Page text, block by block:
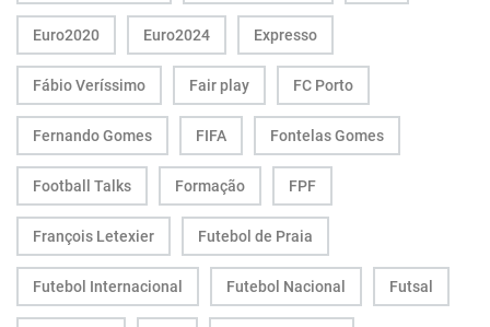
Euro2020 Euro2024 Expresso
Fábio Veríssimo Fair play FC Porto
Fernando Gomes FIFA Fontelas Gomes
Football Talks Formação FPF
François Letexier Futebol de Praia
Futebol Internacional Futebol Nacional Futsal